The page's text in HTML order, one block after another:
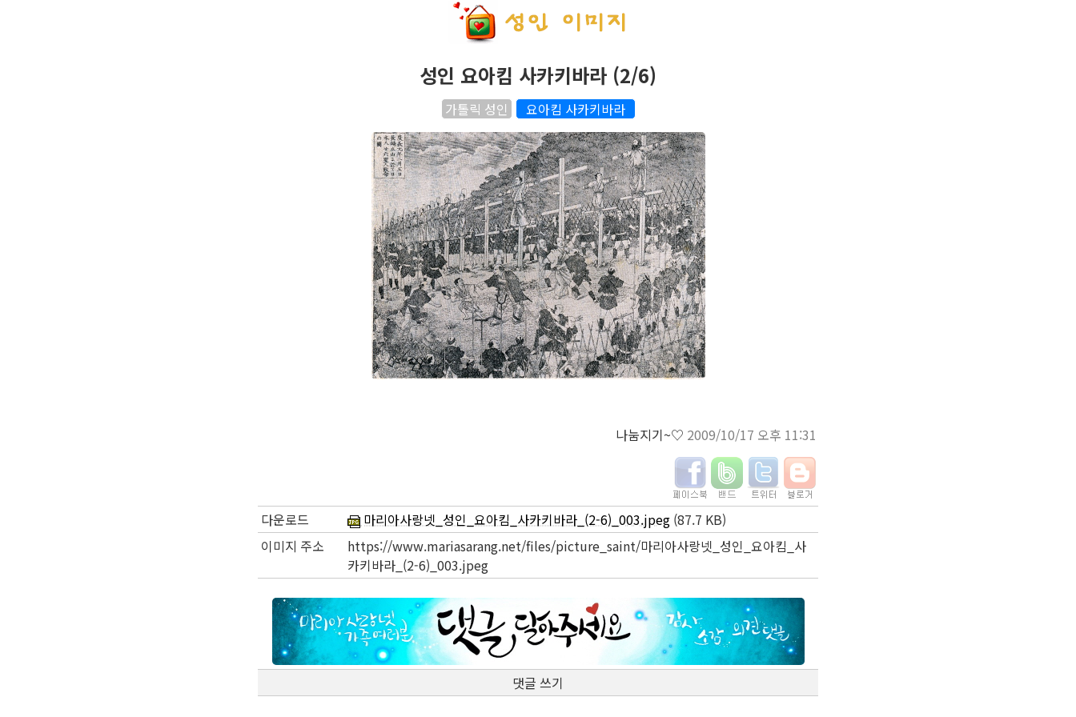
성인 요아킴 사카키바라 (2/6)
가톨릭 성인 요아킴 사카키바라
나눔지기~♡ 2009/10/17 오후 11:31
다운로드 마리아사랑넷_성인_요아킴_사카키바라_(2-6)_003.jpeg (87.7 KB)
이미지 주소
https://www.mariasarang.net/files/picture_saint/마리아사랑넷_성인_요아킴_사
카키바라_(2-6)_003.jpeg
댓글 쓰기